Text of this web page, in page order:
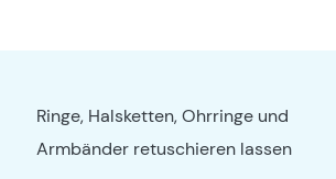
Ringe, Halsketten, Ohrringe und
Armbänder retuschieren lassen